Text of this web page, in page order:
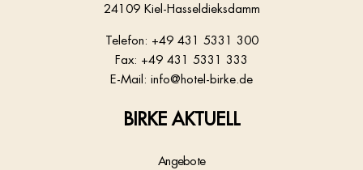
24109 Kiel-Hasseldieksdamm
Telefon: +49 431 5331 300
Fax: +49 431 5331 333
E-Mail: info@hotel-birke.de
BIRKE AKTUELL
Angebote